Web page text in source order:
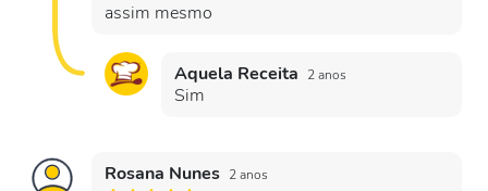
assim mesmo
Aquela Receita 2 anos
Sim
Rosana Nunes 2 anos